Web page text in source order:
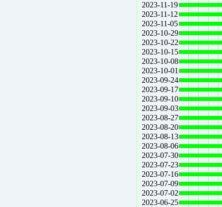
2023-11-19
2023-11-12
2023-11-05
2023-10-29
2023-10-22
2023-10-15
2023-10-08
2023-10-01
2023-09-24
2023-09-17
2023-09-10
2023-09-03
2023-08-27
2023-08-20
2023-08-13
2023-08-06
2023-07-30
2023-07-23
2023-07-16
2023-07-09
2023-07-02
2023-06-25